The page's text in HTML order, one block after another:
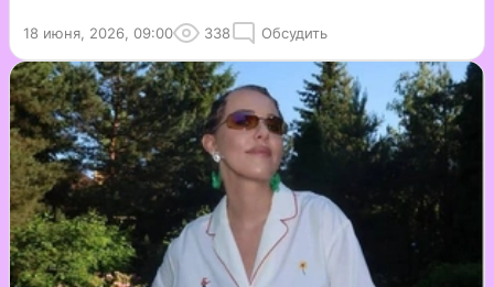
18 июня, 2026, 09:00 338 Обсудить